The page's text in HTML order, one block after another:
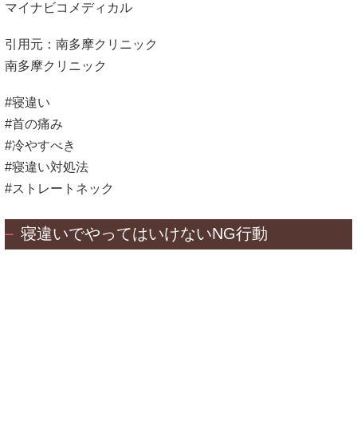
マイナビコメディカル
引用元：南多摩クリニック
南多摩クリニック
#寝違い
#首の痛み
#冷やすべき
#寝違い対処法
#ストレートネック
寝違いでやってはいけないNG行動